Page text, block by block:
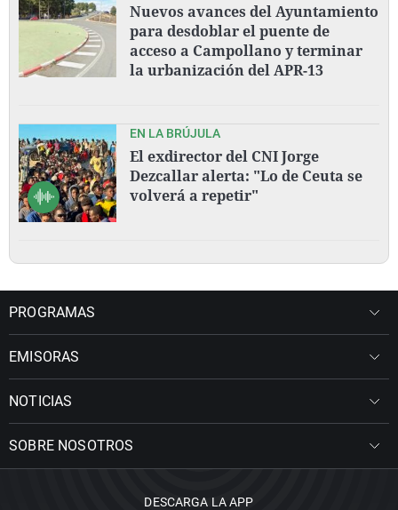
Nuevos avances del Ayuntamiento
para desdoblar el puente de
acceso a Campollano y terminar
la urbanización del APR-13
EN LA BRÚJULA
El exdirector del CNI Jorge
Dezcallar alerta: "Lo de Ceuta se
volverá a repetir"
PROGRAMAS
EMISORAS
NOTICIAS
SOBRE NOSOTROS
DESCARGA LA APP